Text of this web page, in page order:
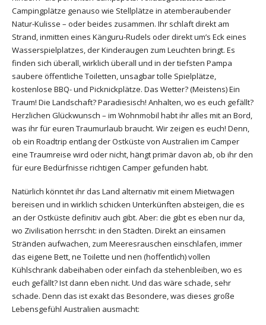
Campingplätze genauso wie Stellplätze in atemberaubender
Natur-Kulisse – oder beides zusammen. Ihr schlaft direkt am
Strand, inmitten eines Känguru-Rudels oder direkt um’s Eck eines
Wasserspielplatzes, der Kinderaugen zum Leuchten bringt. Es
finden sich überall, wirklich überall und in der tiefsten Pampa
saubere öffentliche Toiletten, unsagbar tolle Spielplätze,
kostenlose BBQ- und Picknickplätze. Das Wetter? (Meistens) Ein
Traum! Die Landschaft? Paradiesisch! Anhalten, wo es euch gefällt?
Herzlichen Glückwunsch – im Wohnmobil habt ihr alles mit an Bord,
was ihr für euren Traumurlaub braucht. Wir zeigen es euch! Denn,
ob ein Roadtrip entlang der Ostküste von Australien im Camper
eine Traumreise wird oder nicht, hängt primär davon ab, ob ihr den
für eure Bedürfnisse richtigen Camper gefunden habt.
Natürlich könntet ihr das Land alternativ mit einem Mietwagen
bereisen und in wirklich schicken Unterkünften absteigen, die es
an der Ostküste definitiv auch gibt. Aber: die gibt es eben nur da,
wo Zivilisation herrscht: in den Städten. Direkt an einsamen
Stränden aufwachen, zum Meeresrauschen einschlafen, immer
das eigene Bett, ne Toilette und nen (hoffentlich) vollen
Kühlschrank dabeihaben oder einfach da stehenbleiben, wo es
euch gefällt? Ist dann eben nicht. Und das wäre schade, sehr
schade. Denn das ist exakt das Besondere, was dieses große
Lebensgefühl Australien ausmacht: